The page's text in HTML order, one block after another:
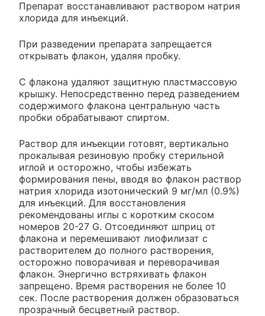
Препарат восстанавливают раствором натрия
хлорида для инъекций.
При разведении препарата запрещается
открывать флакон, удаляя пробку.
С флакона удаляют защитную пластмассовую
крышку. Непосредственно перед разведением
содержимого флакона центральную часть
пробки обрабатывают спиртом.
Раствор для инъекции готовят, вертикально
прокалывая резиновую пробку стерильной
иглой и осторожно, чтобы избежать
формирования пены, вводя во флакон раствор
натрия хлорида изотонический 9 мг/мл (0.9%)
для инъекций. Для восстановления
рекомендованы иглы с коротким скосом
номеров 20-27 G. Отсоединяют шприц от
флакона и перемешивают лиофилизат с
растворителем до полного растворения,
осторожно поворачивая и переворачивая
флакон. Энергично встряхивать флакон
запрещено. Время растворения не более 10
сек. После растворения должен образоваться
прозрачный бесцветный раствор.